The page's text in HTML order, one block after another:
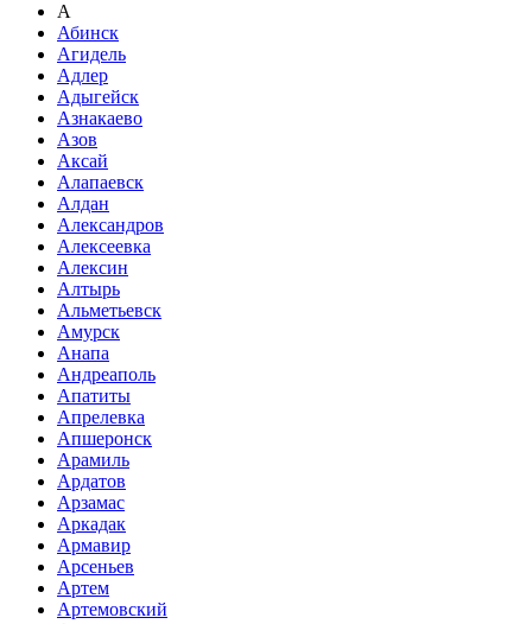
А
Абинск
Агидель
Адлер
Адыгейск
Азнакаево
Азов
Аксай
Алапаевск
Алдан
Александров
Алексеевка
Алексин
Алтырь
Альметьевск
Амурск
Анапа
Андреаполь
Апатиты
Апрелевка
Апшеронск
Арамиль
Ардатов
Арзамас
Аркадак
Армавир
Арсеньев
Артем
Артемовский